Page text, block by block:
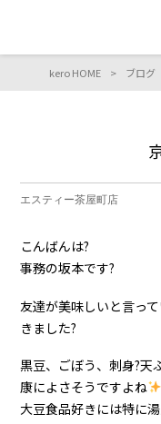
kero HOME > ブログ
エスティー茶屋町店
こんばんは?
事務の坂本です?
友達が美味しいと言っ
きました?
黒豆、ごぼう、刺身?天
康によさそうですよね
大豆食品好きには特に